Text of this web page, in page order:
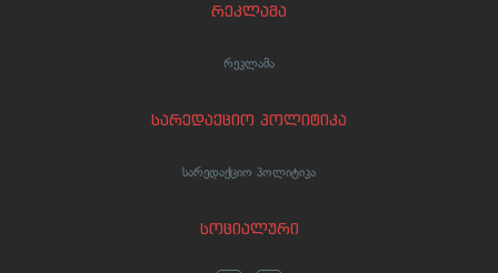
რეკლამა
რეკლამა
სარედაქციო პოლიტიკა
სარედაქციო პოლიტიკა
სოციალური